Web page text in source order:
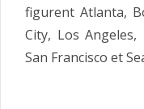
figurent Atlanta,
City, Los
San Francisco et